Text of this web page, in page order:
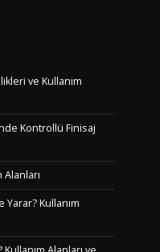
ve Kullanım
Kontrollü Finisaj
Kullanım